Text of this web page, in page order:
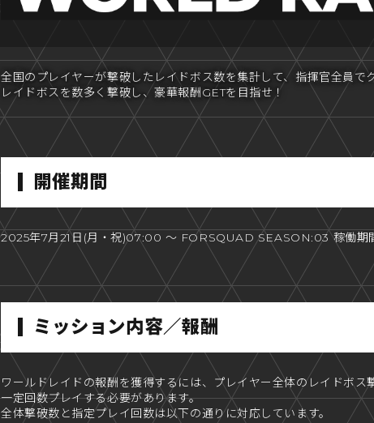
全国のプレイヤーが撃破したレイドボス数を集計して、指揮官全員で
レイドボスを数多く撃破し、豪華報酬GETを目指せ！
開催期間
2025年7月21日(月・祝)07:00 ～ FORSQUAD SEASON:03 稼働期
ミッション内容／報酬
ワールドレイドの報酬を獲得するには、プレイヤー全体のレイドボス
一定回数プレイする必要があります。
全体撃破数と指定プレイ回数は以下の通りに対応しています。